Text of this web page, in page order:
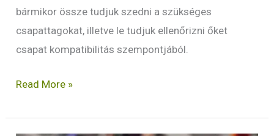
bármikor össze tudjuk szedni a szükséges
csapattagokat, illetve le tudjuk ellenőrizni őket
csapat kompatibilitás szempontjából.
Read More »